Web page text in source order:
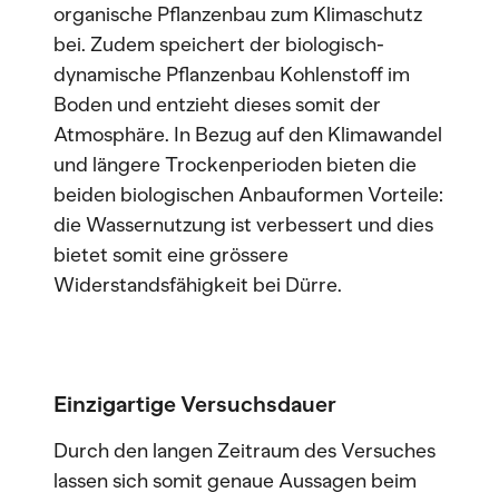
organische Pflanzenbau zum Klimaschutz
bei. Zudem speichert der biologisch-
dynamische Pflanzenbau Kohlenstoff im
Boden und entzieht dieses somit der
Atmosphäre. In Bezug auf den Klimawandel
und längere Trockenperioden bieten die
beiden biologischen Anbauformen Vorteile:
die Wassernutzung ist verbessert und dies
bietet somit eine grössere
Widerstandsfähigkeit bei Dürre.
Einzigartige Versuchsdauer
Durch den langen Zeitraum des Versuches
lassen sich somit genaue Aussagen beim